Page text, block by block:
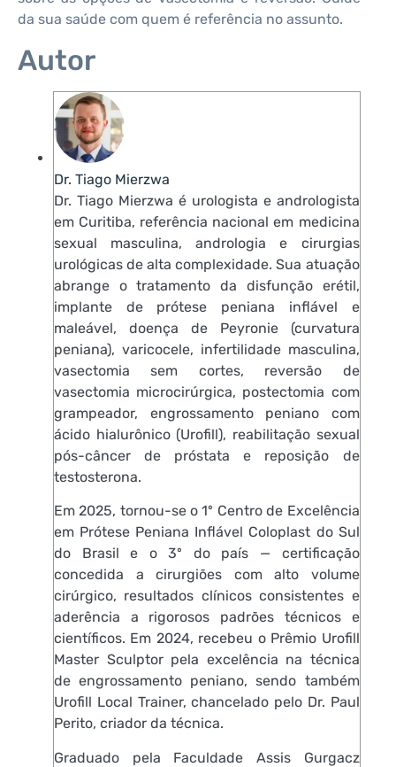
da sua saúde com quem é referência no assunto.
Autor
Dr. Tiago Mierzwa
Dr. Tiago Mierzwa é urologista e andrologista
em Curitiba, referência nacional em medicina
sexual masculina, andrologia e cirurgias
urológicas de alta complexidade. Sua atuação
abrange o tratamento da disfunção erétil,
implante de prótese peniana inflável e
maleável, doença de Peyronie (curvatura
peniana), varicocele, infertilidade masculina,
vasectomia sem cortes, reversão de
vasectomia microcirúrgica, postectomia com
grampeador, engrossamento peniano com
ácido hialurônico (Urofill), reabilitação sexual
pós-câncer de próstata e reposição de
testosterona.
Em 2025, tornou-se o 1º Centro de Excelência
em Prótese Peniana Inflável Coloplast do Sul
do Brasil e o 3º do país — certificação
concedida a cirurgiões com alto volume
cirúrgico, resultados clínicos consistentes e
aderência a rigorosos padrões técnicos e
científicos. Em 2024, recebeu o Prêmio Urofill
Master Sculptor pela excelência na técnica
de engrossamento peniano, sendo também
Urofill Local Trainer, chancelado pelo Dr. Paul
Perito, criador da técnica.
Graduado pela Faculdade Assis Gurgacz